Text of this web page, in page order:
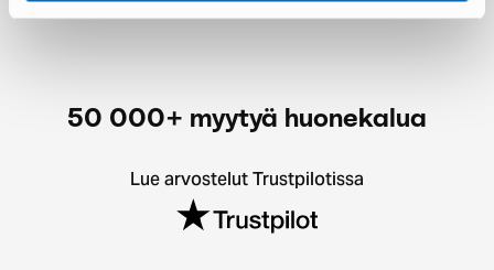
50 000+ myytyä huonekalua
Lue arvostelut Trustpilotissa